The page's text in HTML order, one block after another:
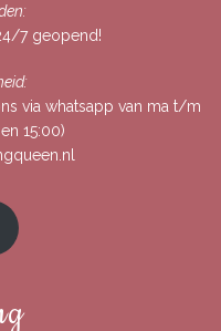
7 geopend!
via whatsapp van ma t/m
15:00)